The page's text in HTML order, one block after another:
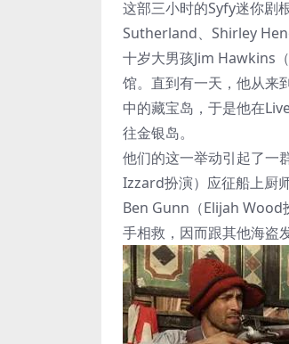
这部三小时的Syfy迷你剧
Sutherland、Shirley
十岁大男孩Jim Hawkins
馆。直到有一天，他从来
中的藏宝岛，于是他在
往金银岛。
他们的这一举动引起了一
Izzard扮演）应征船上厨
Ben Gunn（Elijah Wood
手相救，因而跟其他海盗